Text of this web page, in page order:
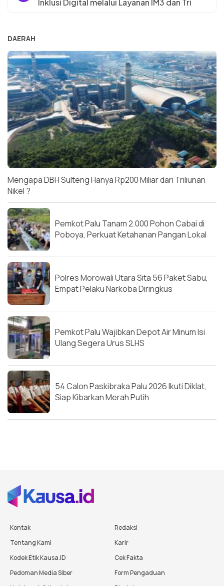
Inklusi Digital melalui Layanan IM3 dan Tri
DAERAH
Mengapa DBH Sulteng Hanya Rp200 Miliar dari Triliunan
Nikel ?
Pemkot Palu Tanam 2.000 Pohon Cabai di
Poboya, Perkuat Ketahanan Pangan Lokal
Polres Morowali Utara Sita 56 Paket Sabu,
Empat Pelaku Narkoba Diringkus
Pemkot Palu Wajibkan Depot Air Minum Isi
Ulang Segera Urus SLHS
54 Calon Paskibraka Palu 2026 Ikuti Diklat,
Siap Kibarkan Merah Putih
Kontak
Redaksi
Tentang Kami
Karir
Kodek Etik Kausa.ID
Cek Fakta
Pedoman Media Siber
Form Pengaduan